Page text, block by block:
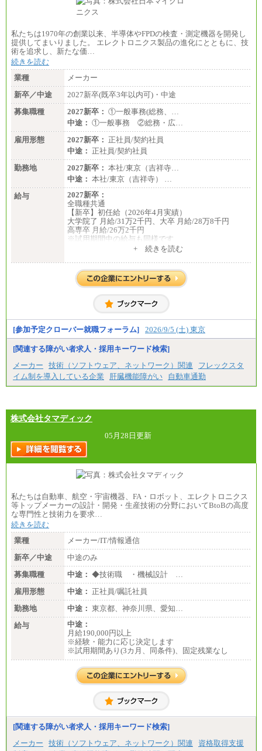
私たちは1970年の創業以来、半導体やFPDの検査・測定機器を開発し
提供してまいりました。 エレクトロニクス製品の進化にとともに、技
術を追求し、新たな価…
続きを読む
業種
メーカー
新卒／中途
2027新卒(既卒3年以内可)・中途
募集職種
2027新卒： ①一般事務(総務、…
中途： ①一般事務 ②総務・広…
雇用形態
2027新卒： 正社員/契約社員
中途： 正社員/契約社員
勤務地
2027新卒： 本社/東京（吉祥寺…
中途： 本社/東京（吉祥寺） …
給与
2027新卒：
全職種共通
【新卒】初任給（2026年4月実績）
大学院了 月給/31万2千円、大卒 月給/28万8千円
高専卒 月給/26万2千円
※試用期間中の給与も同様です
【中途】月給19万8千円～
※勤務地によって異なります。
※経験やスキルを考慮し、規定により決定します。
+ 続きを読む
[参加予定クローバー就職フォーラム] 2026/9/5 (土) 東京
[関連する障がい者求人・採用キーワード検索]
メーカー
技術（ソフトウェア、ネットワーク）関連
フレックスタ
イム制を導入している企業
肝臓機能障がい 自動車通勤
株式会社タマディック
05月28日更新
私たちは自動車、航空・宇宙機器、FA・ロボット、エレクトロニクス
等トップメーカーの設計・開発・生産技術の分野においてBtoBの高度
な専門性と技術力を要求…
続きを読む
業種
メーカー/IT/情報通信
新卒／中途
中途のみ
募集職種
中途： ◆技術職 ・機械設計 …
雇用形態
中途： 正社員/嘱託社員
勤務地
中途： 東京都、神奈川県、愛知…
給与
中途：
月給190,000円以上
※経験・能力に応じ決定します
※試用期間あり(3カ月、同条件)、固定残業なし
[関連する障がい者求人・採用キーワード検索]
メーカー
技術（ソフトウェア、ネットワーク）関連
資格取得支援